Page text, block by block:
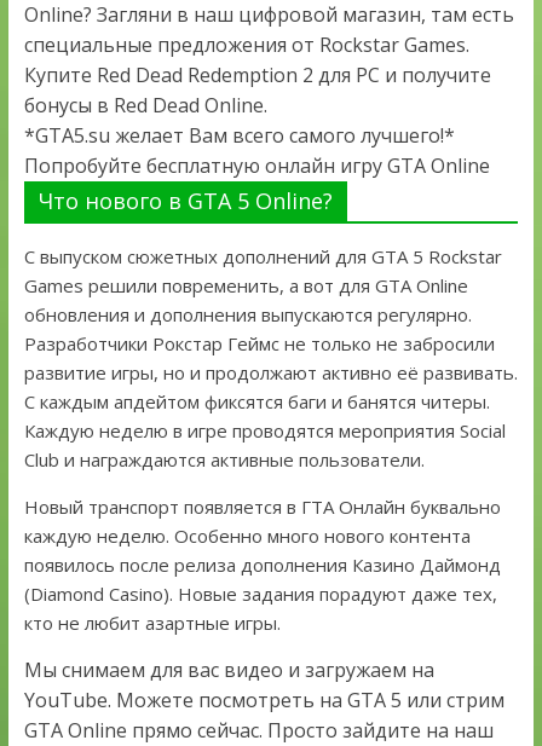
Online? Загляни в наш цифровой магазин, там есть
специальные предложения от Rockstar Games.
Купите Red Dead Redemption 2 для PC и получите
бонусы в Red Dead Online.
*GTA5.su желает Вам всего самого лучшего!*
Попробуйте бесплатную онлайн игру GTA Online
Что нового в GTA 5 Online?
С выпуском сюжетных дополнений для GTA 5 Rockstar
Games решили повременить, а вот для GTA Online
обновления и дополнения выпускаются регулярно.
Разработчики Рокстар Геймс не только не забросили
развитие игры, но и продолжают активно её развивать.
С каждым апдейтом фиксятся баги и банятся читеры.
Каждую неделю в игре проводятся мероприятия Social
Club и награждаются активные пользователи.
Новый транспорт появляется в ГТА Онлайн буквально
каждую неделю. Особенно много нового контента
появилось после релиза дополнения Казино Даймонд
(Diamond Casino). Новые задания порадуют даже тех,
кто не любит азартные игры.
Мы снимаем для вас видео и загружаем на
YouTube. Можете посмотреть на GTA 5 или стрим
GTA Online прямо сейчас. Просто зайдите на наш